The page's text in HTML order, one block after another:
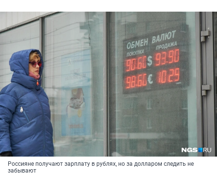
Россияне получают зарплату в рублях, но за долларом следить не
забывают